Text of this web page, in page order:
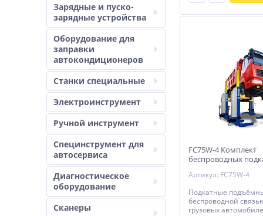
Зарядные и пуско-
зарядные устройства
Оборудование для
заправки
автокондиционеров
Станки специальные
Электроинструмент
Ручной инструмент
Специнструмент для
автосервиса
Диагностическое
оборудование
Сканеры
FC75W-4 Комплект
беспроводных
автомобилей, г/п
Артикул: FC75W-4
Подкатные
беспроводной
грузовых